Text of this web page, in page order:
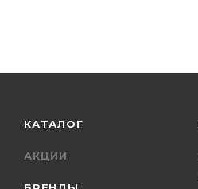
КАТАЛОГ
АКЦИИ